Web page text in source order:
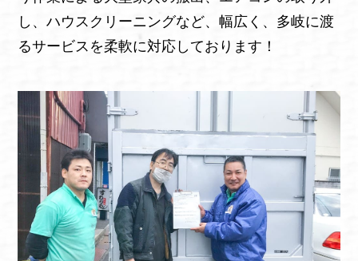
し、ハウスクリーニングなど、幅広く、多岐に渡
るサービスを柔軟に対応しております！